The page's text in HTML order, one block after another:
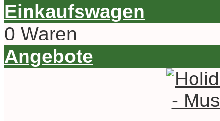
Einkaufswagen
0 Waren
Angebote